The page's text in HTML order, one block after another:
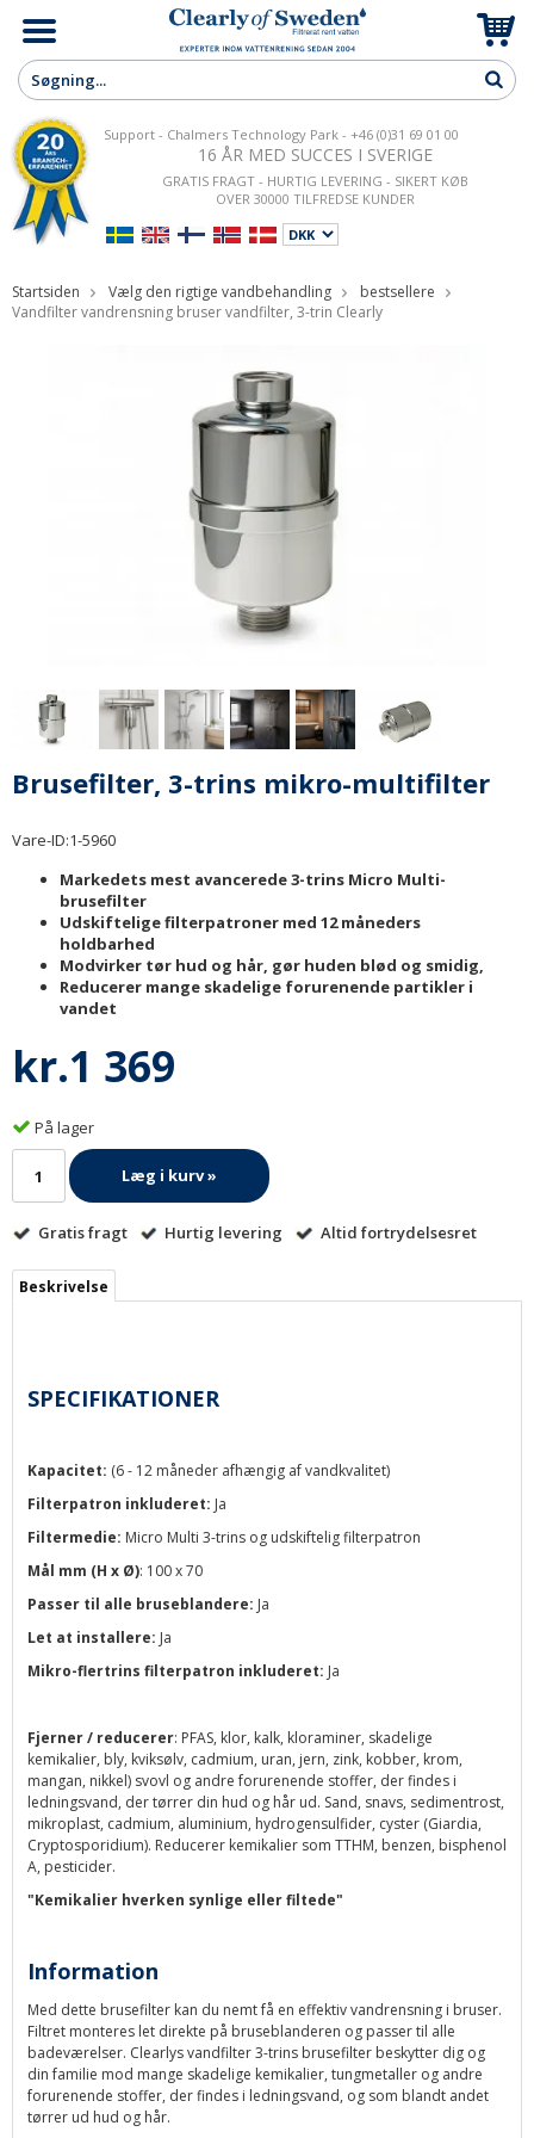
Support - Chalmers Technology Park - +46 (0)31 69 01 00
16 ÅR MED SUCCES I SVERIGE
GRATIS FRAGT - HURTIG LEVERING - SIKERT KØB
OVER 30000 TILFREDSE KUNDER
Startsiden Vælg den rigtige vandbehandling
bestsellere
Vandfilter vandrensning bruser vandfilter, 3-trin Clearly
Brusefilter, 3-trins mikro-multifilter
Vare-ID:1-5960
Markedets mest avancerede 3-trins Micro Multi-
brusefilter
Udskiftelige filterpatroner med 12 måneders
holdbarhed
Modvirker tør hud og hår, gør huden blød og smidig,
Reducerer mange skadelige forurenende partikler i
vandet
kr.1 369
På lager
Læg i kurv »
Gratis fragt Hurtig levering Altid fortrydelsesret
Beskrivelse
SPECIFIKATIONER
Kapacitet: (6 - 12 måneder afhængig af vandkvalitet)
Filterpatron inkluderet: Ja
Filtermedie: Micro Multi 3-trins og udskiftelig filterpatron
Mål mm (H x Ø): 100 x 70
Passer til alle bruseblandere: Ja
Let at installere: Ja
Mikro-flertrins filterpatron inkluderet: Ja
Fjerner / reducerer: PFAS, klor, kalk, kloraminer, skadelige
kemikalier, bly, kviksølv, cadmium, uran, jern, zink, kobber, krom,
mangan, nikkel) svovl og andre forurenende stoffer, der findes i
ledningsvand, der tørrer din hud og hår ud. Sand, snavs, sedimentrost,
mikroplast, cadmium, aluminium, hydrogensulfider, cyster (Giardia,
Cryptosporidium). Reducerer kemikalier som TTHM, benzen, bisphenol
A, pesticider.
"Kemikalier hverken synlige eller filtede"
Information
Med dette brusefilter kan du nemt få en effektiv vandrensning i bruser.
Filtret monteres let direkte på bruseblanderen og passer til alle
badeværelser. Clearlys vandfilter 3-trins brusefilter beskytter dig og
din familie mod mange skadelige kemikalier, tungmetaller og andre
forurenende stoffer, der findes i ledningsvand, og som blandt andet
tørrer ud hud og hår.